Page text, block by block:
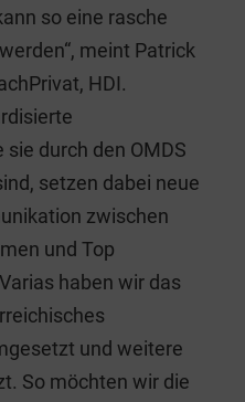
so eine rasche
meint Patrick
HDI.
durch den OMDS
setzen dabei neue
zwischen
und Top
haben wir das
und weitere
So möchten wir die